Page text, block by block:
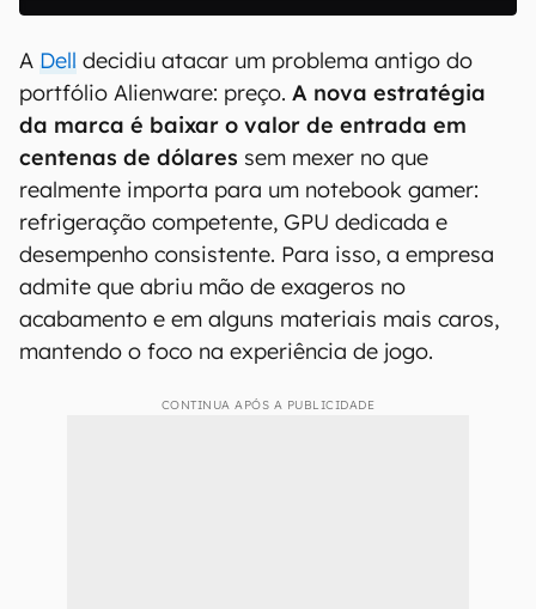
A Dell decidiu atacar um problema antigo do
portfólio Alienware: preço. A nova estratégia
da marca é baixar o valor de entrada em
centenas de dólares sem mexer no que
realmente importa para um notebook gamer:
refrigeração competente, GPU dedicada e
desempenho consistente. Para isso, a empresa
admite que abriu mão de exageros no
acabamento e em alguns materiais mais caros,
mantendo o foco na experiência de jogo.
CONTINUA APÓS A PUBLICIDADE